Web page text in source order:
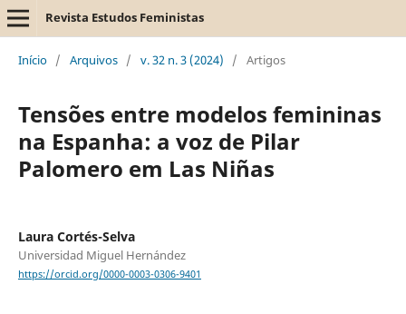
Revista Estudos Feministas
Início / Arquivos / v. 32 n. 3 (2024) / Artigos
Tensões entre modelos femininas
na Espanha: a voz de Pilar
Palomero em Las Niñas
Laura Cortés-Selva
Universidad Miguel Hernández
https://orcid.org/0000-0003-0306-9401